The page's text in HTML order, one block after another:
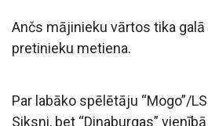
Ančs mājinieku vārtos tika galā
pretinieku metiena.
Par labāko spēlētāju “Mogo”/
Siksni, bet “Dinaburgas”